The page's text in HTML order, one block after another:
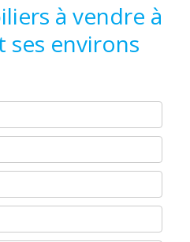
à vendre à
ses environs